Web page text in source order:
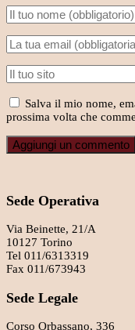
Salva il mio nome,
prossima volta che
Sede Operativa
Via Beinette, 21/A
10127 Torino
Tel 011/6313319
Fax 011/673943
Sede Legale
Corso Orbassano, 336